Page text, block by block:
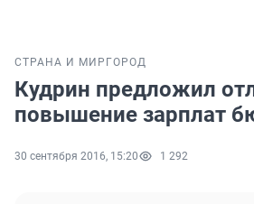
СТРАНА И МИР ГОРОД
Кудрин предложил
повышение зарплат
30 сентября 2016, 15:20 1 292